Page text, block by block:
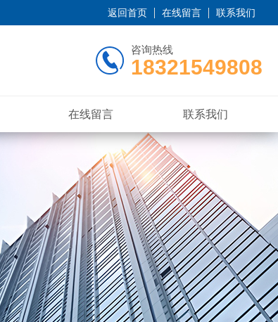
返回首页 在线留言 联系我们
咨询热线
18321549808
在线留言 联系我们